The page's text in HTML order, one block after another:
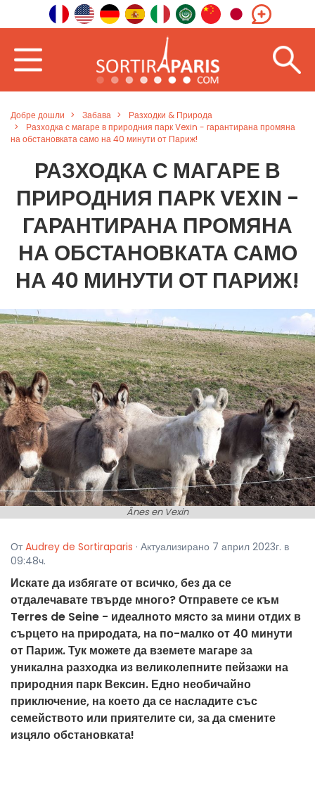
Добре дошли Забава
Разходки & Природа
Разходка с магаре в природния парк Vexin - гарантирана промяна
на обстановката само на 40 минути от Париж!
РАЗХОДКА С МАГАРЕ В
ПРИРОДНИЯ ПАРК VEXIN -
ГАРАНТИРАНА ПРОМЯНА
НА ОБСТАНОВКАТА САМО
НА 40 МИНУТИ ОТ ПАРИЖ!
Ânes en Vexin
От Audrey de Sortiraparis · Актуализирано 7 април 2023г. в
09:48ч.
Искате да избягате от всичко, без да се
отдалечавате твърде много? Отправете се към
Terres de Seine - идеалното място за мини отдих в
сърцето на природата, на по-малко от 40 минути
от Париж. Тук можете да вземете магаре за
уникална разходка из великолепните пейзажи на
природния парк Вексин. Едно необичайно
приключение, на което да се насладите със
семейството или приятелите си, за да смените
изцяло обстановката!